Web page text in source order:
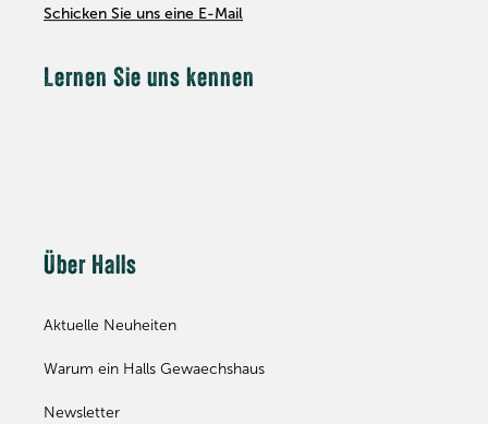
Schicken Sie uns eine E-Mail
Lernen Sie uns kennen
Über Halls
Aktuelle Neuheiten
Warum ein Halls Gewaechshaus
Newsletter